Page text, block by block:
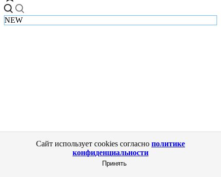
Сайт использует cookies согласно политике
конфиденциальности
Принять
NEW